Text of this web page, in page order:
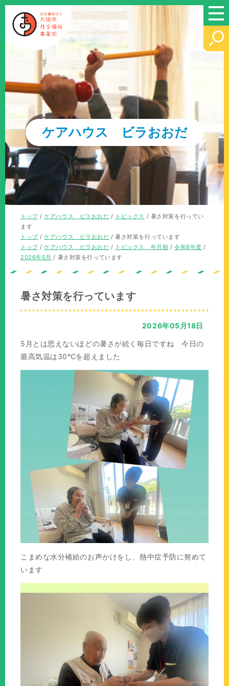
このページの本文へ
ケアハウス ビラおおだ
現
在
の
位
置：
トップ/ケアハウス ビラおおだ / トピックス / 暑さ対策を行ってい
ます
現
在
の
トップ/ケアハウス ビラおおだ /暑さ対策を行っています
現
在
トップ/ケアハウス ビラおおだ / トピックス 年月順 / 令和8年度 /
2026年5月 / 暑さ対策を行っています
暑さ対策を行っています
2026年05月18日
5月とは思えないほどの暑さが続く毎日ですね 今日の
最高気温は30℃を超えました
こまめな水分補給のお声かけをし、熱中症予防に努めて
います